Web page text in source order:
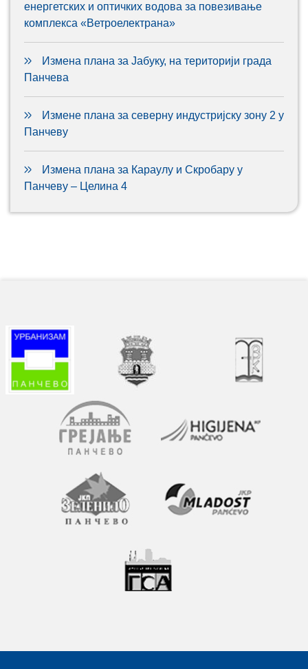
енергетских и оптичких водова за повезивање
комплекса «Ветроелектрана»
Измена плана за Јабуку, на територији града
Панчева
Измене плана за северну индустријску зону 2 у
Панчеву
Измена плана за Караулу и Скробару у
Панчеву – Целина 4